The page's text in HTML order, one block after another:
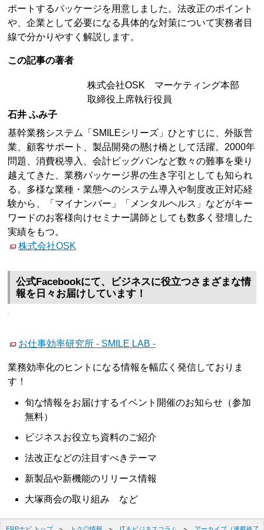
ポートするパッケージを用意しました。法改正のポイント
や、企業として必要になる具体的な対策について実務者目
線で分かりやすく解説します。
この記事の著者
株式会社OSK マーケティング本部
取締役上席執行役員
石井 ふみ子
基幹業務システム「SMILEシリーズ」ひとすじに、外販営
業、顧客サポート、製品開発の懸け橋として活躍。2000年
問題、消費税導入、会計ビッグバンなど数々の難事を乗り
越えてきた、業務パッケージ界の生き字引としても知られ
る。多様な業種・業態へのシステム導入や制度改正対応経
験から、「マイナンバー」「メンタルヘルス」などがキー
ワードのお客様向けセミナー講師としても数多く登壇した
実績をもつ。
株式会社OSK
公式Facebookにて、ビジネスに役立つさまざまな情
報を日々お届けしています！
お仕事効率研究所 - SMILE LAB -
業務効率化のヒントになる情報を幅広く発信しておりま
す！
旬な情報をお届けするイベント開催のお知らせ（参加
無料）
ビジネスお役立ち資料のご紹介
法改正などの注目すべきテーマ
新製品や新機能のリリース情報
大塚商会の取り組み など